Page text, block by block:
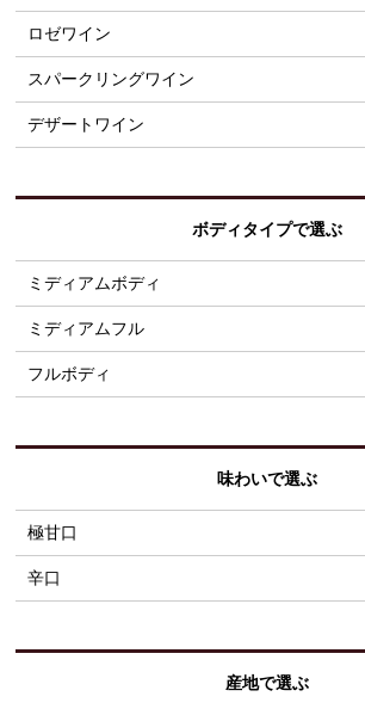
ロゼワイン
スパークリングワイン
デザートワイン
ボディタイプで選ぶ
ミディアムボディ
ミディアムフル
フルボディ
味わいで選ぶ
極甘口
辛口
産地で選ぶ